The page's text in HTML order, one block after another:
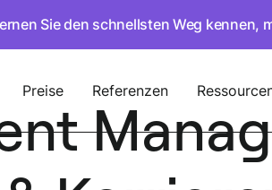
Sie den schnellsten Weg kennen,
Preise Referenzen